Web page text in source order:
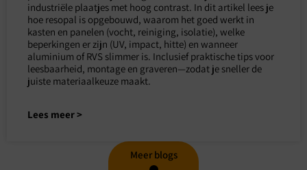
industriële plaatjes met hoog contrast. In dit artikel lees je
hoe resopal is opgebouwd, waarom het goed werkt in
kasten en panelen (vocht, reiniging, isolatie), welke
beperkingen er zijn (UV, impact, hitte) en wanneer
aluminium of RVS slimmer is. Inclusief praktische tips voor
leesbaarheid, montage en graveren—zodat je sneller de
juiste materiaalkeuze maakt.
Lees meer >
Meer blogs